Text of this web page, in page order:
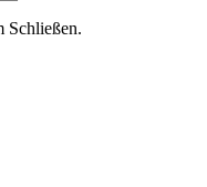
Schließen.